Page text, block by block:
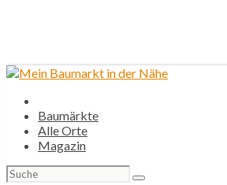
Baumärkte
Alle Orte
Magazin
Suchen